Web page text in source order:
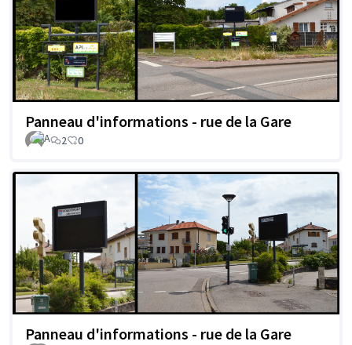
Panneau d'informations - rue de la Gare
2 0
Panneau d'informations - rue de la Gare